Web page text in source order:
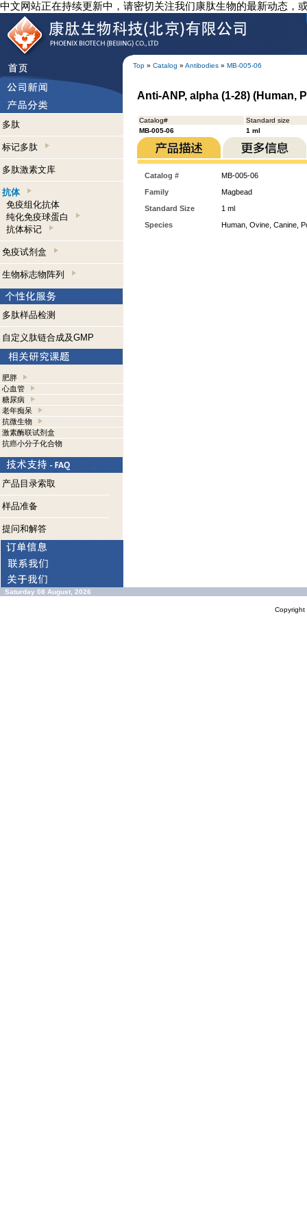
中文网站正在持续更新中，请密切关注我们康肽生物的最新动态，
Top » Catalog » Antibodies » MB-005-06
多肽
标记多肽
多肽激素文库
抗体
免疫组化抗体
纯化免疫球蛋白
抗体标记
免疫试剂盒
生物标志物阵列
多肽样品检测
自定义肽链合成及GMP
肥胖
心血管
糖尿病
老年痴呆
抗微生物
激素酶联试剂盒
抗癌小分子化合物
产品目录索取
样品准备
提问和解答
Anti-ANP, alpha (1-28) (Human,
Catalog#
Standard size
MB-005-06
1 ml
Catalog #
MB-005-06
Family
Magbead
Standard Size
1 ml
Species
Human, Ovine, Canine,
Saturday 08 August, 2026